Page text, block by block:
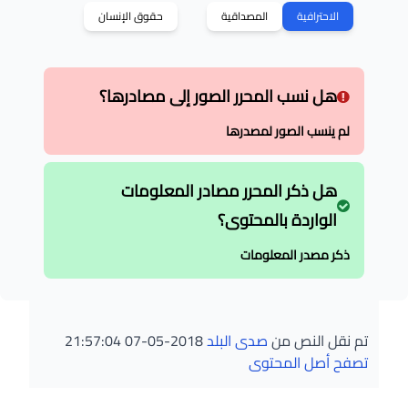
الاحترافية المصداقية حقوق الإنسان
هل نسب المحرر الصور إلى مصادرها؟
لم ينسب الصور لمصدرها
هل ذكر المحرر مصادر المعلومات
الواردة بالمحتوى؟
ذكر مصدر المعلومات
تم نقل النص منصدى البلد
تصفح أصل المحتوى